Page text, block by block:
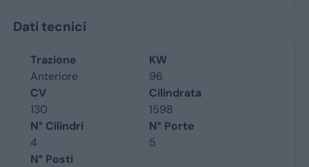
Dati tecnici
Trazione
Anteriore
KW
96
CV
130
Cilindrata
1598
N° Cilindri
4
N° Porte
5
N° Posti